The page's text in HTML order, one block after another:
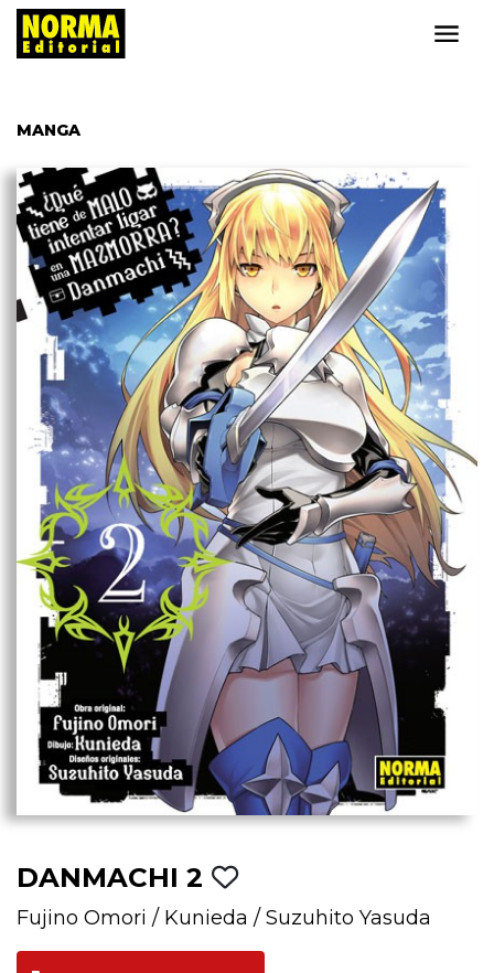
MANGA
DANMACHI 2
Fujino Omori / Kunieda / Suzuhito Yasuda